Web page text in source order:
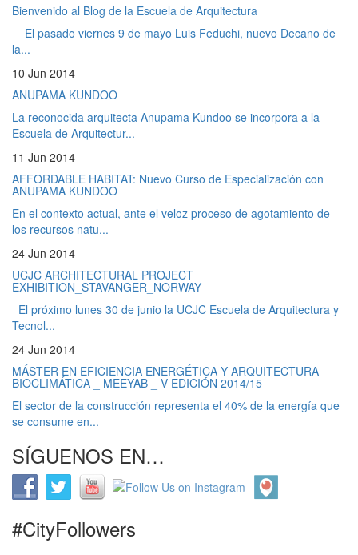
Bienvenido al Blog de la Escuela de Arquitectura
El pasado viernes 9 de mayo Luis Feduchi, nuevo Decano de
la...
10 Jun 2014
ANUPAMA KUNDOO
La reconocida arquitecta Anupama Kundoo se incorpora a la
Escuela de Arquitectur...
11 Jun 2014
AFFORDABLE HABITAT: Nuevo Curso de Especialización con
ANUPAMA KUNDOO
En el contexto actual, ante el veloz proceso de agotamiento de
los recursos natu...
24 Jun 2014
UCJC ARCHITECTURAL PROJECT
EXHIBITION_STAVANGER_NORWAY
El próximo lunes 30 de junio la UCJC Escuela de Arquitectura y
Tecnol...
24 Jun 2014
MÁSTER EN EFICIENCIA ENERGÉTICA Y ARQUITECTURA
BIOCLIMÁTICA _ MEEYAB _ V EDICIÓN 2014/15
El sector de la construcción representa el 40% de la energía que
se consume en...
SÍGUENOS EN…
#CityFollowers